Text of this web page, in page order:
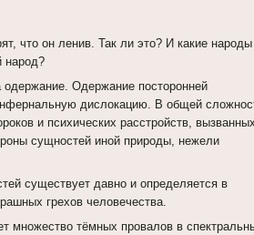
что он ленив. Так ли это? И какие народы
народ?
Одержание посторонней
дислокацию. В общей
и психических расстройств,
сущностей иной природы, нежели
существует давно и определяется в
грехов человечества.
множество тёмных провалов в